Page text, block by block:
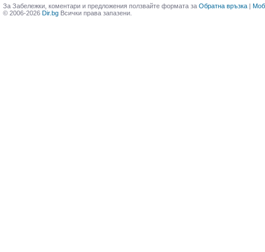
За Забележки, коментари и предложения ползвайте формата за Обратна връзка |
© 2006-2026 Dir.bg Всички права запазени.